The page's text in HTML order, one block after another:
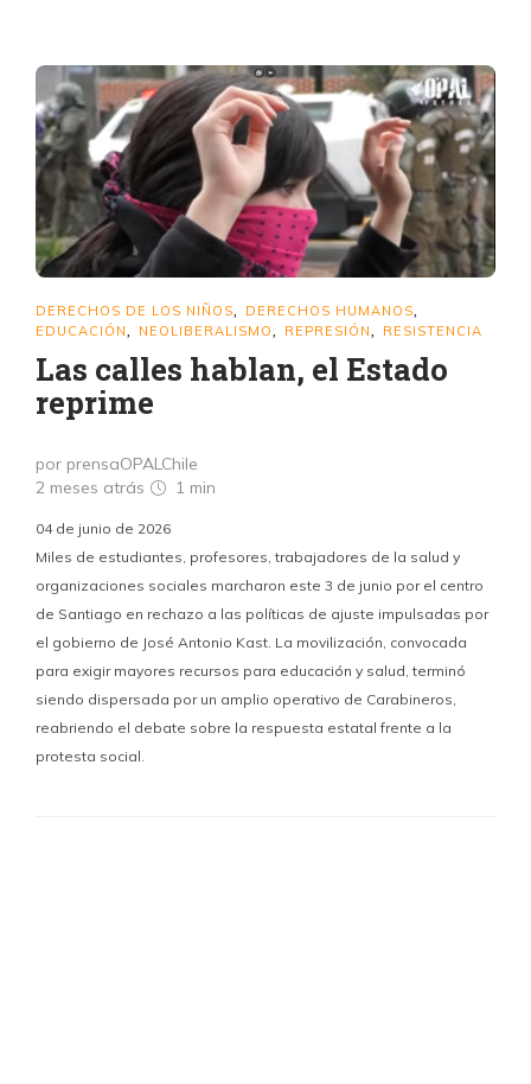
DERECHOS DE LOS NIÑOS DERECHOS HUMANOS
EDUCACIÓN NEOLIBERALISMO REPRESIÓN RESISTENCIA
Las calles hablan, el Estado
reprime
por prensaOPALChile
2 meses atrás
1 min
04 de junio de 2026
Miles de estudiantes, profesores, trabajadores de la salud y
organizaciones sociales marcharon este 3 de junio por el centro
de Santiago en rechazo a las políticas de ajuste impulsadas por
el gobierno de José Antonio Kast. La movilización, convocada
para exigir mayores recursos para educación y salud, terminó
siendo dispersada por un amplio operativo de Carabineros,
reabriendo el debate sobre la respuesta estatal frente a la
protesta social.